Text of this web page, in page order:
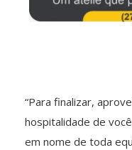
“Para finalizar,
hospitalidade de
em nome de toda